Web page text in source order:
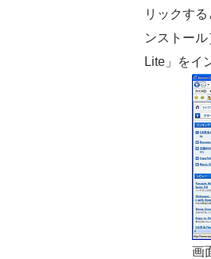
リックす
ンストー
Lite」をイ
画